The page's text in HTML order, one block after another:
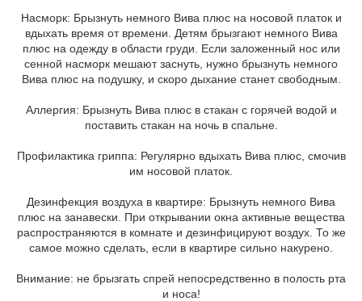
Насморк: Брызнуть немного Вива плюс на носовой платок и
вдыхать время от времени. Детям брызгают немного Вива
плюс на одежду в области груди. Если заложенный нос или
сенной насморк мешают заснуть, нужно брызнуть немного
Вива плюс на подушку, и скоро дыхание станет свободным.
Аллергия: Брызнуть Вива плюс в стакан с горячей водой и
поставить стакан на ночь в спальне.
Профилактика гриппа: Регулярно вдыхать Вива плюс, смочив
им носовой платок.
Дезинфекция воздуха в квартире: Брызнуть немного Вива
плюс на занавески. При открывании окна активные вещества
распространяются в комнате и дезинфицируют воздух. То же
самое можно сделать, если в квартире сильно накурено.
Внимание: не брызгать спрей непосредственно в полость рта
и носа!